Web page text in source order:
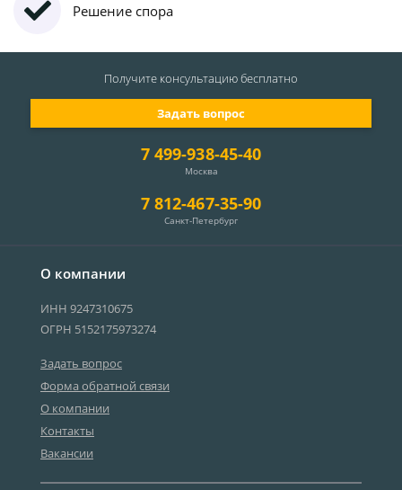
Решение спора
О компании
ИНН 9247310675
ОГРН 5152175973274
Задать вопрос
Форма обратной связи
О компании
Контакты
Вакансии
7 499-938-45-40
Москва
7 812-467-35-90
Санкт-Петербург
Задать вопрос
Получите консультациюбесплатно